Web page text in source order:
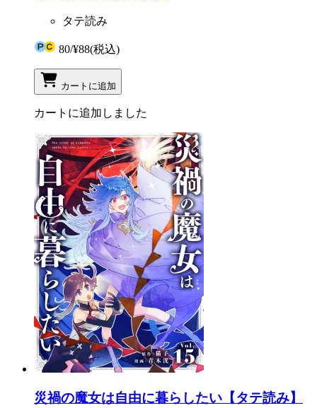
タテ読み
80/¥88(税込)
カートに追加
カートに追加しました
災禍の魔女は自由に暮らしたい【タテ読み】